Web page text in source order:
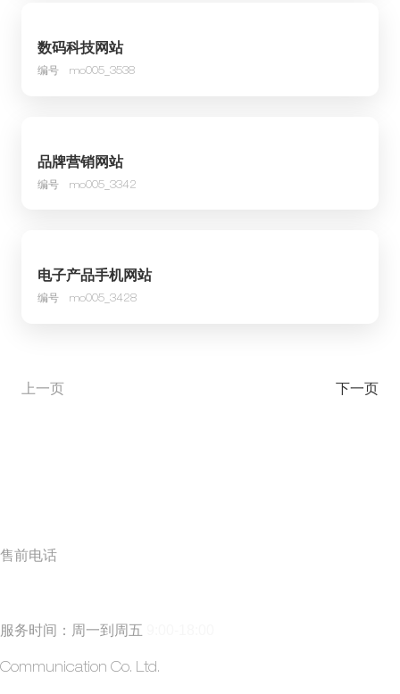
数码科技网站
编号 mo005_3538
品牌营销网站
编号 mo005_3342
电子产品手机网站
编号 mo005_3428
上一页 下一页
售前电话
服务时间：周一到周五
Communication Co. Ltd.